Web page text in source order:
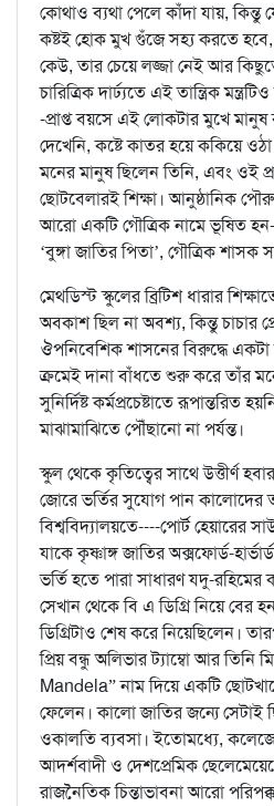
কোথাও ব্যথা পেলে কাঁদা যায়, কিন্তু
কষ্টই হোক মুখ গুঁজে সহ্য করতে
কেউ, তার চেয়ে লজ্জা নেই আর
চারিত্রিক দার্ঢ্যতে এই তান্ত্রিক
-প্রাপ্ত বয়সে এই লোকটার মুখে
দেখেনি, কষ্টে কাতর হয়ে ককিয়ে
মনের মানুষ ছিলেন তিনি, এবং ওই
ছোটবেলারই শিক্ষা। আনুষ্ঠানিক
আরো একটি গৌত্রিক নামে ভূষিত
‘বুঙ্গা জাতির পিতা’, গৌত্রিক শাসক
মেথডিস্ট স্কুলের ব্রিটিশ ধারার
অবকাশ ছিল না অবশ্য, কিন্তু চাচার
ঔপনিবেশিক শাসনের বিরুদ্ধে একটা
ক্রমেই দানা বাঁধতে শুরু করে তাঁর
সুনির্দিষ্ট কর্মপ্রচেষ্টাতে রূপান্তরিত
মাঝামাঝিতে পৌঁছানো না পর্যন্ত।
স্কুল থেকে কৃতিত্বের সাথে উত্তীর্ণ
জোরে ভর্তির সুযোগ পান কালোদের
বিশ্ববিদ্যালয়তে----পোর্ট হেয়ারের
যাকে কৃষ্ণাঙ্গ জাতির অক্সফোর্ড-
ভর্তি হতে পারা সাধারণ যদু-
সেখান থেকে বি এ ডিগ্রি নিয়ে
ডিগ্রিটাও শেষ করে নিয়েছিলেন।
প্রিয় বন্ধু অলিভার ট্যাম্বো আর তিনি
Mandela” নাম দিয়ে একটি
ফেলেন। কালো জাতির জন্যে সেটাই
ওকালতি ব্যবসা। ইতোমধ্যে, কলেজে
আদর্শবাদী ও দেশপ্রেমিক
রাজনৈতিক চিন্তাভাবনা আরো